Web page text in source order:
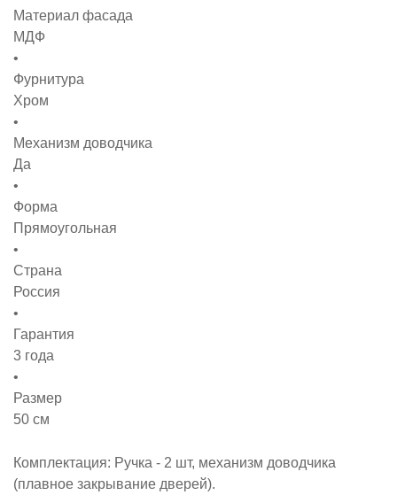
Материал фасада
МДФ
Фурнитура
Хром
Механизм доводчика
Да
Форма
Прямоугольная
Страна
Россия
Гарантия
3 года
Размер
50 см
Комплектация: Ручка - 2 шт, механизм доводчика
(плавное закрывание дверей).